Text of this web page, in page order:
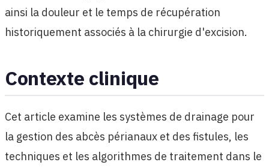
ainsi la douleur et le temps de récupération
historiquement associés à la chirurgie d'excision.
Contexte clinique
Cet article examine les systèmes de drainage pour
la gestion des abcès périanaux et des fistules, les
techniques et les algorithmes de traitement dans le